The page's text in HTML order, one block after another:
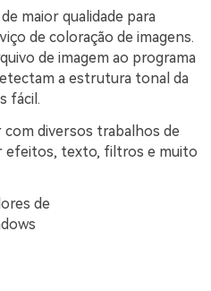
maior qualidade para
de coloração de imagens.
de imagem ao programa
a estrutura tonal da
fácil.
com diversos trabalhos de
efeitos, texto, filtros e muito
de